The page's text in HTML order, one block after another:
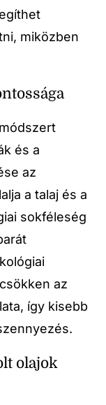
miközben
és a
az
a talaj és a
sokféleség
az
így kisebb
olajok